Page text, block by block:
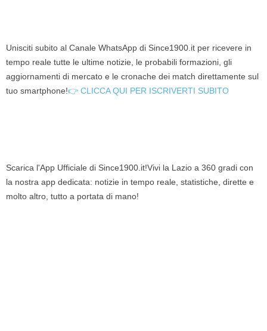
Unisciti subito al Canale WhatsApp di Since1900.it per ricevere in
tempo reale tutte le ultime notizie, le probabili formazioni, gli
aggiornamenti di mercato e le cronache dei match direttamente sul
tuo smartphone!👉 CLICCA QUI PER ISCRIVERTI SUBITO
Scarica l'App Ufficiale di Since1900.it!Vivi la Lazio a 360 gradi con
la nostra app dedicata: notizie in tempo reale, statistiche, dirette e
molto altro, tutto a portata di mano!